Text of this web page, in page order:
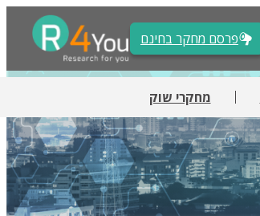
מחקרי שוק
פרסם מחקר בחינם